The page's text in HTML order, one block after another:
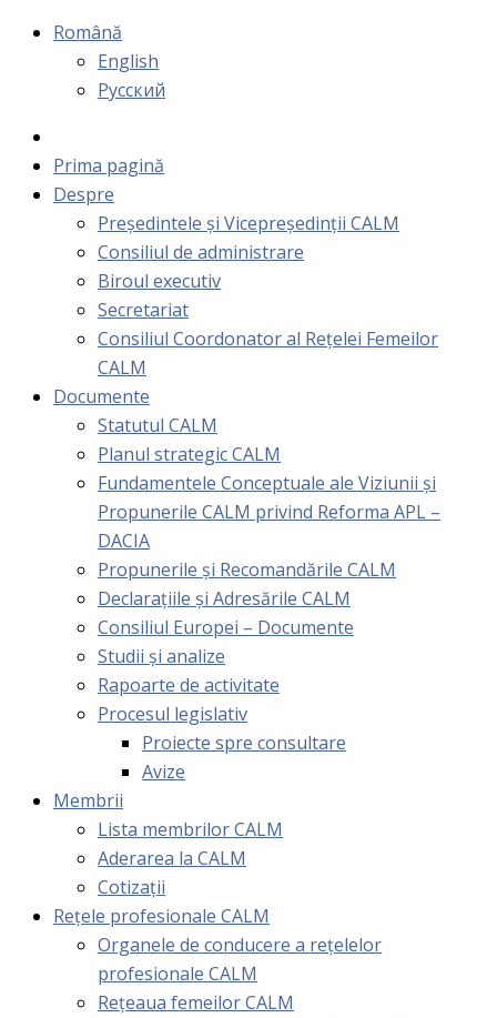
Română
English
Русский
Prima pagină
Despre
Președintele și Vicepreședinții CALM
Consiliul de administrare
Biroul executiv
Secretariat
Consiliul Coordonator al Rețelei Femeilor
CALM
Documente
Statutul CALM
Planul strategic CALM
Fundamentele Conceptuale ale Viziunii și
Propunerile CALM privind Reforma APL –
DACIA
Propunerile și Recomandările CALM
Declarațiile și Adresările CALM
Consiliul Europei – Documente
Studii și analize
Rapoarte de activitate
Procesul legislativ
Proiecte spre consultare
Avize
Membrii
Lista membrilor CALM
Aderarea la CALM
Cotizaţii
Rețele profesionale CALM
Organele de conducere a rețelelor
profesionale CALM
Rețeaua femeilor CALM